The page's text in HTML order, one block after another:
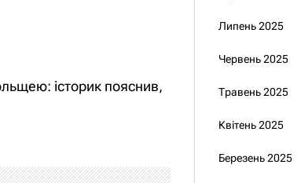
історик пояснив,
Липень 2025
Червень 2025
Травень 2025
Квітень 2025
Березень 2025